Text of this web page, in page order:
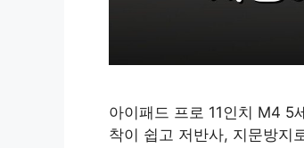
아이패드 프로 11인치 M4 5
착이 쉽고 저반사, 지문방지